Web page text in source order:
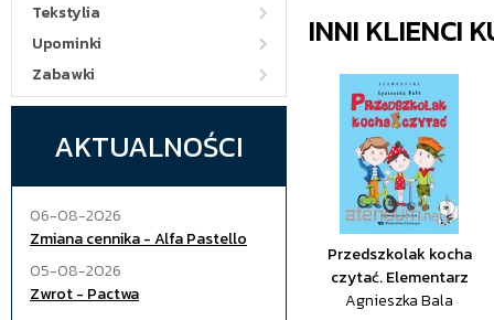
Tekstylia
Upominki
Zabawki
AKTUALNOŚCI
06-08-2026
Zmiana cennika - Alfa Pastello
05-08-2026
Zwrot - Pactwa
INNI KLIENCI
Przedszkolak kocha
czytać. Elementarz
Agnieszka Bala